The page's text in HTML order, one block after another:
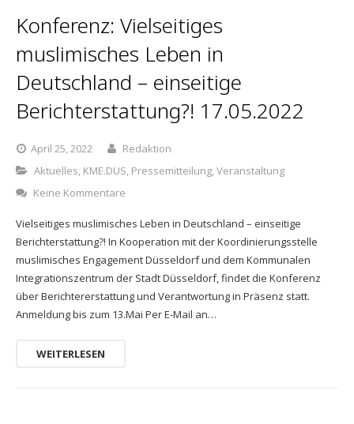
Konferenz: Vielseitiges
muslimisches Leben in
Deutschland – einseitige
Berichterstattung?! 17.05.2022
April 25, 2022
Redaktion
Aktuelles, KME.DUS, Pressemitteilung,Veranstaltung
Keine Kommentare
Vielseitiges muslimisches Leben in Deutschland – einseitige
Berichterstattung?! In Kooperation mit der Koordinierungsstelle
muslimisches Engagement Düsseldorf und dem Kommunalen
Integrationszentrum der Stadt Düsseldorf, findet die Konferenz
über Berichtererstattung und Verantwortung in Präsenz statt.
Anmeldung bis zum 13.Mai Per E-Mail an…
WEITERLESEN